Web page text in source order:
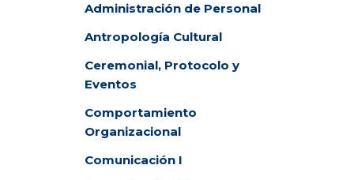
RADIO CONURBANAAdministración de Personal
Antropología Cultural
Ceremonial, Protocolo y
Eventos
Comportamiento
Organizacional
Comunicación I